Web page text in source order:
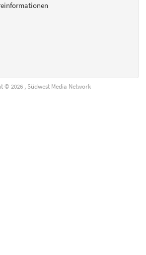
© 2026 , Südwest Media Network